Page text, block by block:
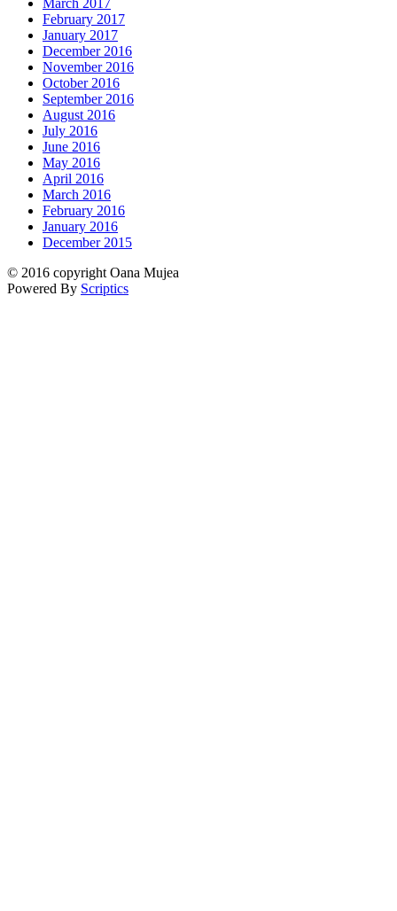
February 2017
January 2017
December 2016
November 2016
October 2016
September 2016
August 2016
July 2016
June 2016
May 2016
April 2016
March 2016
February 2016
January 2016
December 2015
© 2016 copyright Oana Mujea
Powered By Scriptics